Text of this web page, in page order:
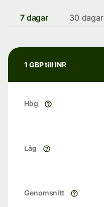
7 dagar 30 dagar
1 GBP till INR
Hög
Låg
Genomsnitt